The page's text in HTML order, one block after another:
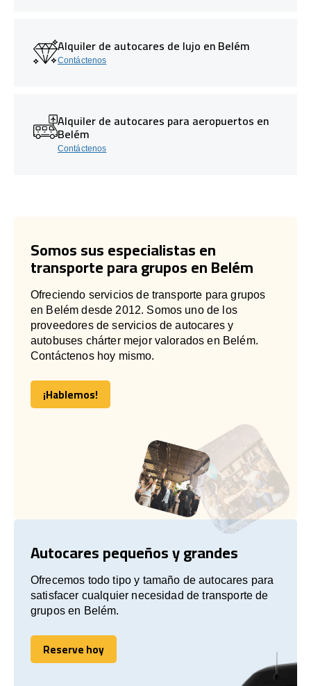
Alquiler de autocares de lujo en Belém
Contáctenos
Alquiler de autocares para aeropuertos en
Belém
Contáctenos
Somos sus especialistas en
transporte para grupos en Belém
Ofreciendo servicios de transporte para grupos
en Belém desde 2012. Somos uno de los
proveedores de servicios de autocares y
autobuses chárter mejor valorados en Belém.
Contáctenos hoy mismo.
¡Hablemos!
¡Hablemos!
Autocares pequeños y grandes
Ofrecemos todo tipo y tamaño de autocares para
satisfacer cualquier necesidad de transporte de
grupos en Belém.
Reserve hoy
Reserve hoy